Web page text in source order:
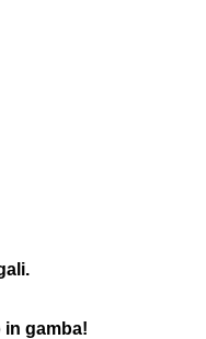
in gamba!